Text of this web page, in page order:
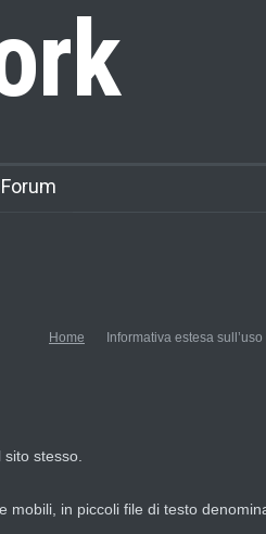
Home Informativa estesa
stesso.
in piccoli file di testo